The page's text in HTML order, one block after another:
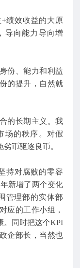
绩效收益的大原
导向能力导向增
份、能力和利益
的提升，自然就
的长期主义。我
场的秩序。对假
币驱逐良币。
持对腐败的零容
新增了两个变化
管理部的实体部
应的工作小组，
。同时把这个KPI
企部长，当然也